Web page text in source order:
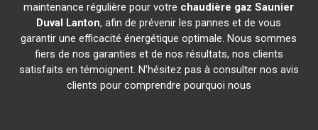
maintenance régulière pour votre chaudière gaz Saunier
Duval Lanton, afin de prévenir les pannes et de vous
garantir une efficacité énergétique optimale. Nous sommes
fiers de nos garanties et de nos résultats, nos clients
satisfaits en témoignent. N'hésitez pas à consulter nos avis
clients pour comprendre pourquoi nous